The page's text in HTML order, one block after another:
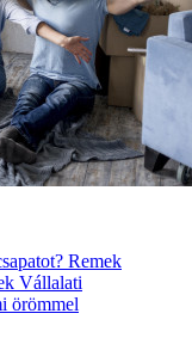
Remek
Vállalati
örömmel